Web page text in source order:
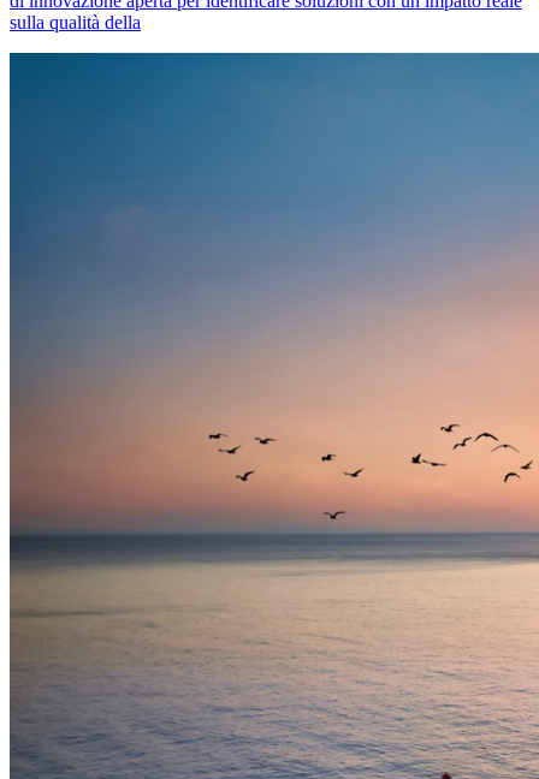
sulla qualità della